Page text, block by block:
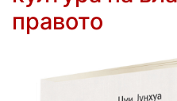
правото